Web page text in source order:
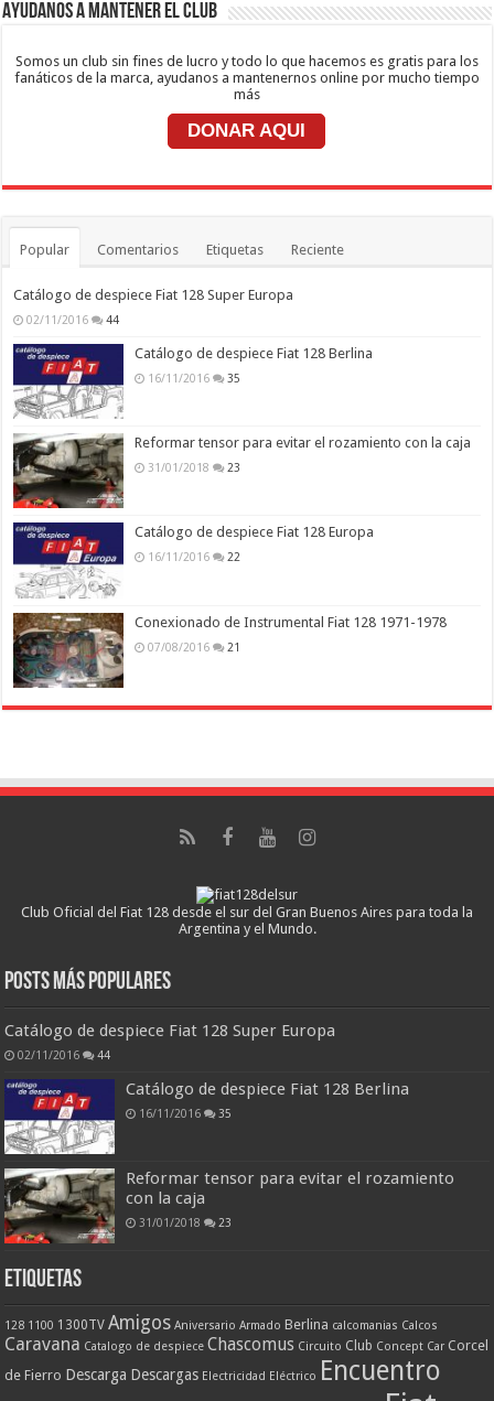
Ayudanos a mantener el club
Somos un club sin fines de lucro y todo lo que hacemos es gratis para los
fanáticos de la marca, ayudanos a mantenernos online por mucho tiempo
más
DONAR AQUI
Popular Comentarios Etiquetas Reciente
Catálogo de despiece Fiat 128 Super Europa
02/11/2016 44
Catálogo de despiece Fiat 128 Berlina
16/11/2016 35
Reformar tensor para evitar el rozamiento con la caja
31/01/2018 23
Catálogo de despiece Fiat 128 Europa
16/11/2016 22
Conexionado de Instrumental Fiat 128 1971-1978
07/08/2016 21
Club Oficial del Fiat 128 desde el sur del Gran Buenos Aires para toda la
Argentina y el Mundo.
Posts más populares
Catálogo de despiece Fiat 128 Super Europa
02/11/2016 44
Catálogo de despiece Fiat 128 Berlina
16/11/2016 35
Reformar tensor para evitar el rozamiento
con la caja
31/01/2018 23
ETIQUETAS
128 1100 1300TV Amigos Aniversario Armado Berlina calcomanias Calcos
Caravana Catalogo de despiece Chascomus Circuito Club Concept Car Corcel
de Fierro Descarga Descargas Electricidad Eléctrico Encuentro